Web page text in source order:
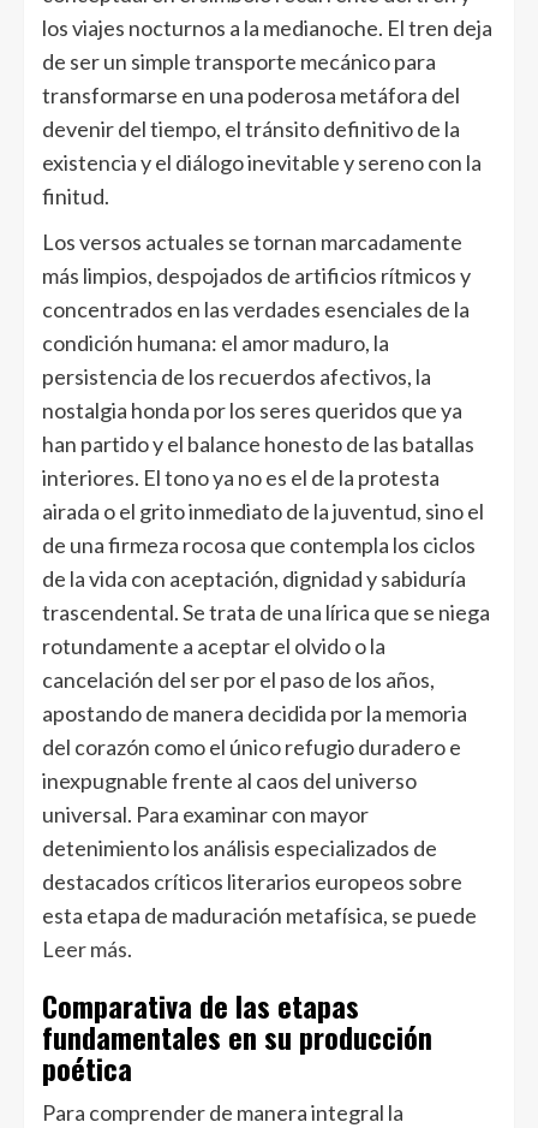
los viajes nocturnos a la medianoche. El tren deja
de ser un simple transporte mecánico para
transformarse en una poderosa metáfora del
devenir del tiempo, el tránsito definitivo de la
existencia y el diálogo inevitable y sereno con la
finitud.
Los versos actuales se tornan marcadamente
más limpios, despojados de artificios rítmicos y
concentrados en las verdades esenciales de la
condición humana: el amor maduro, la
persistencia de los recuerdos afectivos, la
nostalgia honda por los seres queridos que ya
han partido y el balance honesto de las batallas
interiores. El tono ya no es el de la protesta
airada o el grito inmediato de la juventud, sino el
de una firmeza rocosa que contempla los ciclos
de la vida con aceptación, dignidad y sabiduría
trascendental. Se trata de una lírica que se niega
rotundamente a aceptar el olvido o la
cancelación del ser por el paso de los años,
apostando de manera decidida por la memoria
del corazón como el único refugio duradero e
inexpugnable frente al caos del universo
universal. Para examinar con mayor
detenimiento los análisis especializados de
destacados críticos literarios europeos sobre
esta etapa de maduración metafísica, se puede
Leer más.
Comparativa de las etapas
fundamentales en su producción
poética
Para comprender de manera integral la